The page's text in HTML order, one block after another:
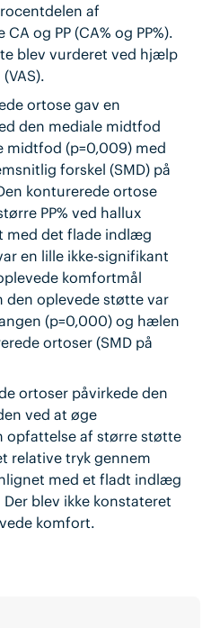
af
og PP (CA% og PP%).
blev vurderet ved hjælp
ortose gav en
den mediale midtfod
midtfod (p=0,009) med
forskel (SMD) på
konturerede ortose
PP% ved hallux
med det flade indlæg
en lille ikke-signifikant
komfortmål
den oplevede støtte var
(p=0,000) og hælen
ortoser (SMD på
ortoser påvirkede den
ved at øge
opfattelse af større støtte
relative tryk gennem
med et fladt indlæg
blev ikke konstateret
komfort.